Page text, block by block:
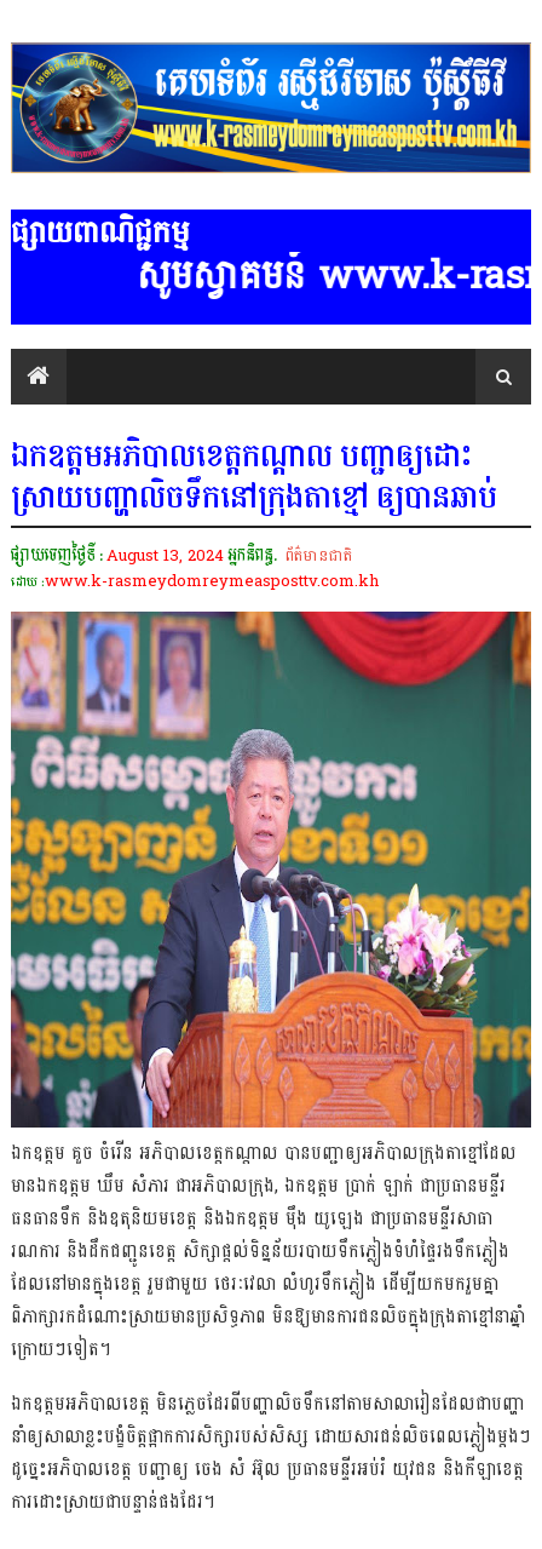
ផ្សាយពាណិជ្ជកម្ម
សូមស្វាគមន៍ www.k-
ឯកឧត្តមអភិបាលខេត្តកណ្ដាល បញ្ជាឲ្យដោះ
ស្រាយបញ្ហាលិចទឹកនៅក្រុងតាខ្មៅ ឲ្យបានឆាប់
ផ្សាយចេញថ្ងៃទី :August 13, 2024អ្នកនិពន្ធ. ព័ត៌មានជាតិ
ដោយ :www.k-rasmeydomreymeasposttv.com.kh
ឯកឧត្តម គួច ចំរើន អភិបាលខេត្តកណ្ដាល បានបញ្ជាឲ្យអភិបាលក្រុងតាខ្មៅដែល
មានឯកឧត្តម ឃឹម សំភារ ជាអភិបាលក្រុង, ឯកឧត្តម ប្រាក់ ឡាក់ ជាប្រធានមន្ទីរ
ធនធានទឹក និងឧតុនិយមខេត្ត និងឯកឧត្តម ម៉ឹង យូឡេង ជាប្រធានមន្ទីរសាធា
រណការ និងដឹកជញ្ជូនខេត្ត សិក្សាផ្តល់ទិន្នន័យរបាយទឹកភ្លៀងទំហំផ្ទៃរងទឹកភ្លៀង
ដែលនៅមានក្នុងខេត្ត រួមជាមួយ ថេរៈវេលា លំហូរទឹកភ្លៀង ដើម្បីយកមករួមគ្នា
ពិភាក្សារកដំណោះស្រាយមានប្រសិទ្ធភាព មិនឱ្យមានការជនលិចក្នុងក្រុងតាខ្មៅនាឆ្នាំ
ក្រោយៗទៀត។
ឯកឧត្តមអភិបាលខេត្ត មិនភ្លេចដែរពីបញ្ហាលិចទឹកនៅតាមសាលារៀនដែលជាបញ្ហា
នាំឲ្យសាលាខ្លះបង្ខំចិត្តផ្អាកការសិក្សារបស់សិស្ស ដោយសារជន់លិចពេលភ្លៀងម្ដងៗ
ដូច្នេះអភិបាលខេត្ត បញ្ជាឲ្យ ចេង សំ អ៊ុល ប្រធានមន្ទីរអប់រំ យុវជន និងកីឡាខេត្ត
ការដោះស្រាយជាបន្ទាន់ផងដែរ។